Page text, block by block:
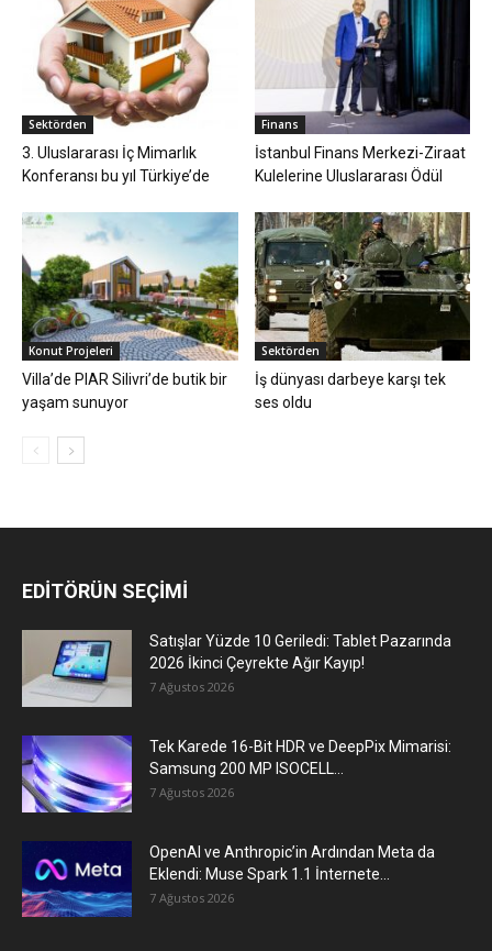
Sektörden
3. Uluslararası İç Mimarlık
Konferansı bu yıl Türkiye’de
Finans
İstanbul Finans Merkezi-Ziraat
Kulelerine Uluslararası Ödül
Konut Projeleri
Villa’de PIAR Silivri’de butik bir
yaşam sunuyor
Sektörden
İş dünyası darbeye karşı tek
ses oldu
EDİTÖRÜN SEÇİMİ
Satışlar Yüzde 10 Geriledi: Tablet Pazarında
2026 İkinci Çeyrekte Ağır Kayıp!
7 Ağustos 2026
Tek Karede 16-Bit HDR ve DeepPix Mimarisi:
Samsung 200 MP ISOCELL...
7 Ağustos 2026
OpenAI ve Anthropic’in Ardından Meta da
Eklendi: Muse Spark 1.1 İnternete...
7 Ağustos 2026